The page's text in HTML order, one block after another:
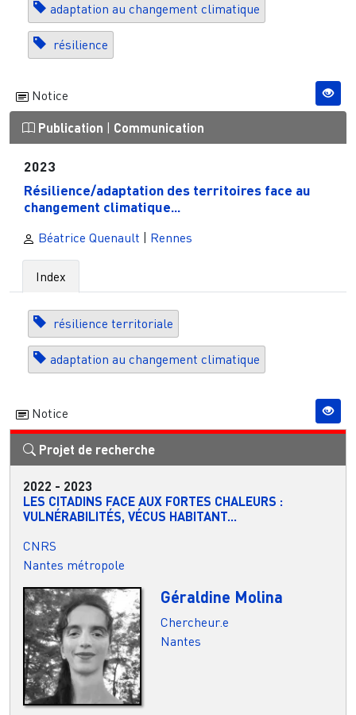
adaptation au changement climatique
résilience
Notice
Publication Communication
2023
Résilience/adaptation des territoires face au
changement climatique...
Béatrice Quenault Rennes
Index
résilience territoriale
adaptation au changement climatique
Notice
Projet de recherche
2022 - 2023
LES CITADINS FACE AUX FORTES CHALEURS :
VULNÉRABILITÉS, VÉCUS HABITANT...
CNRS
Nantes métropole
Géraldine Molina
Chercheur.e
Nantes